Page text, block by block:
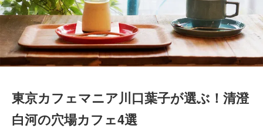
東京カフェマニア川口葉子が選ぶ！清澄
白河の穴場カフェ4選